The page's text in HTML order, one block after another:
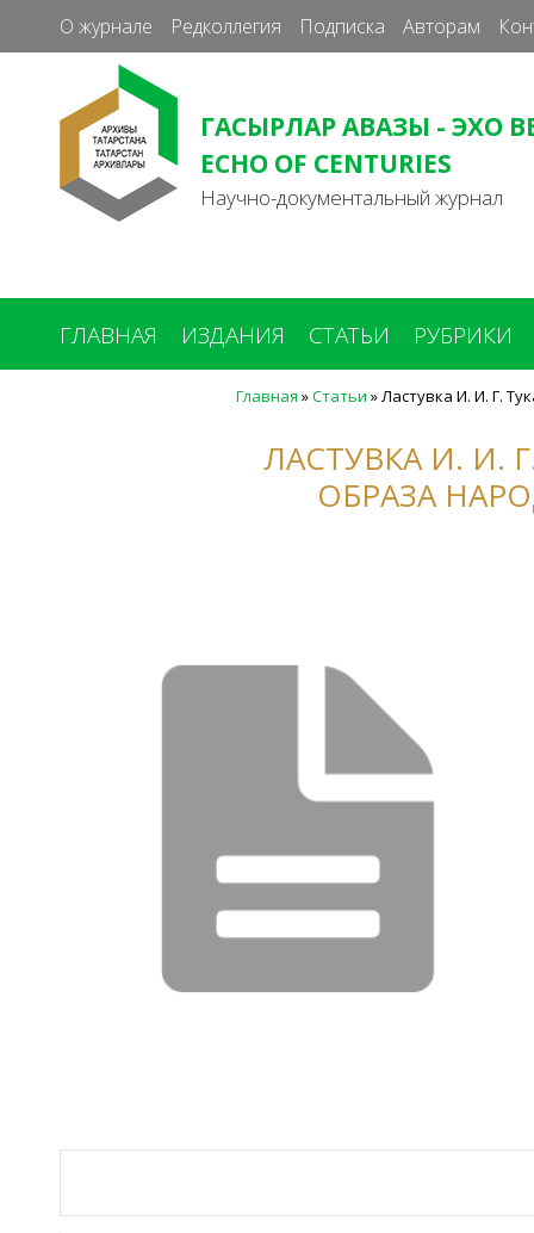
О журнале Редколлегия Подписка Авторам
ГАСЫРЛАР АВАЗЫ - ЭХО
ECHO OF CENTURIES
Научно-документальный журнал
ГЛАВНАЯ ИЗДАНИЯ СТАТЬИ РУБРИКИ
Главная »Статьи »Ластувка И. И. Г.
ЛАСТУВКА И. И.
ОБРАЗА